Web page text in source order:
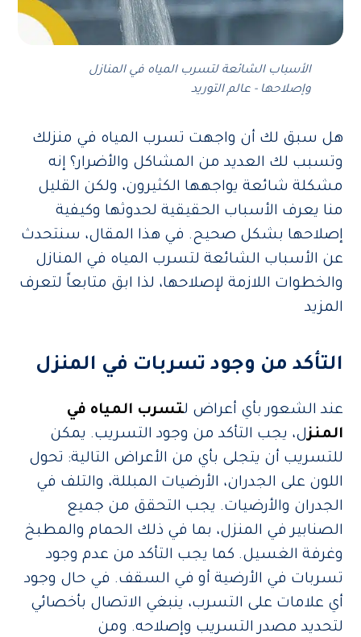
الأسباب الشائعة لتسرب المياه في المنازل
وإصلاحها - عالم التوريد
هل سبق لك أن واجهت تسرب المياه في منزلك
وتسبب لك العديد من المشاكل والأضرار؟ إنه
مشكلة شائعة يواجهها الكثيرون، ولكن القليل
منا يعرف الأسباب الحقيقية لحدوثها وكيفية
إصلاحها بشكل صحيح. في هذا المقال، سنتحدث
عن الأسباب الشائعة لتسرب المياه في المنازل
والخطوات اللازمة لإصلاحها، لذا ابق متابعاً لتعرف
المزيد
التأكد من وجود تسربات في المنزل
عند الشعور بأي أعراض لتسرب المياه في
المنزل، يجب التأكد من وجود التسريب. يمكن
للتسريب أن يتجلى بأي من الأعراض التالية: تحول
اللون على الجدران، الأرضيات المبللة، والتلف في
الجدران والأرضيات. يجب التحقق من جميع
الصنابير في المنزل، بما في ذلك الحمام والمطبخ
وغرفة الغسيل. كما يجب التأكد من عدم وجود
تسربات في الأرضية أو في السقف. في حال وجود
أي علامات على التسرب، ينبغي الاتصال بأخصائي
لتحديد مصدر التسريب وإصلاحه. ومن